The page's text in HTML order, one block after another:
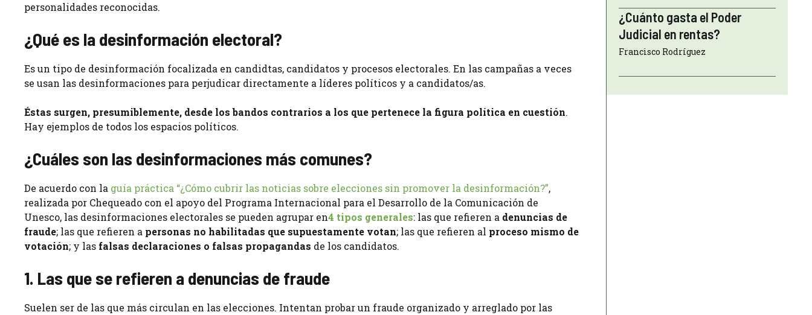
personalidades reconocidas.
¿Qué es la desinformación electoral?
Es un tipo de desinformación focalizada en candidtas, candidatos y procesos electorales. En las campañas a veces
se usan las desinformaciones para perjudicar directamente a líderes políticos y a candidatos/as.
Éstas surgen, presumiblemente, desde los bandos contrarios a los que pertenece la figura política en cuestión.
Hay ejemplos de todos los espacios políticos.
¿Cuáles son las desinformaciones más comunes?
De acuerdo con la guía práctica “¿Cómo cubrir las noticias sobre elecciones sin promover la desinformación?”,
realizada por Chequeado con el apoyo del Programa Internacional para el Desarrollo de la Comunicación de
Unesco, las desinformaciones electorales se pueden agrupar en4 tipos generales: las que refieren a denuncias de
fraude; las que refieren a personas no habilitadas que supuestamente votan; las que refieren al proceso mismo de
votación; y las falsas declaraciones o falsas propagandas de los candidatos.
1. Las que se refieren a denuncias de fraude
Suelen ser de las que más circulan en las elecciones. Intentan probar un fraude organizado y arreglado por las
¿Cuánto gasta el Poder
Judicial en rentas?
Francisco Rodríguez